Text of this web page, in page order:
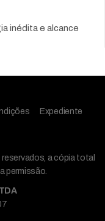
inédita e alcance
Expediente
a cópia total
permissão.